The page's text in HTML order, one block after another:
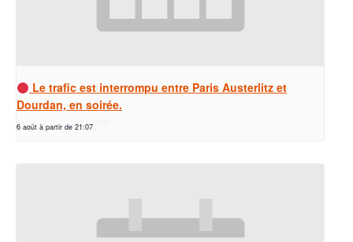
Le trafic est interrompu entre Paris Austerlitz et
Dourdan, en soirée.
6 août à partir de 21:07